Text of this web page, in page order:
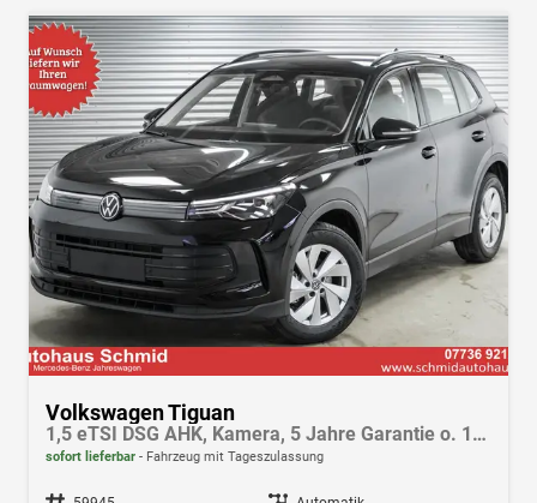
Volkswagen Tiguan
1,5 eTSI DSG AHK, Kamera, 5 Jahre Garantie o. 100.000 km
sofort lieferbar Fahrzeug mit Tageszulassung